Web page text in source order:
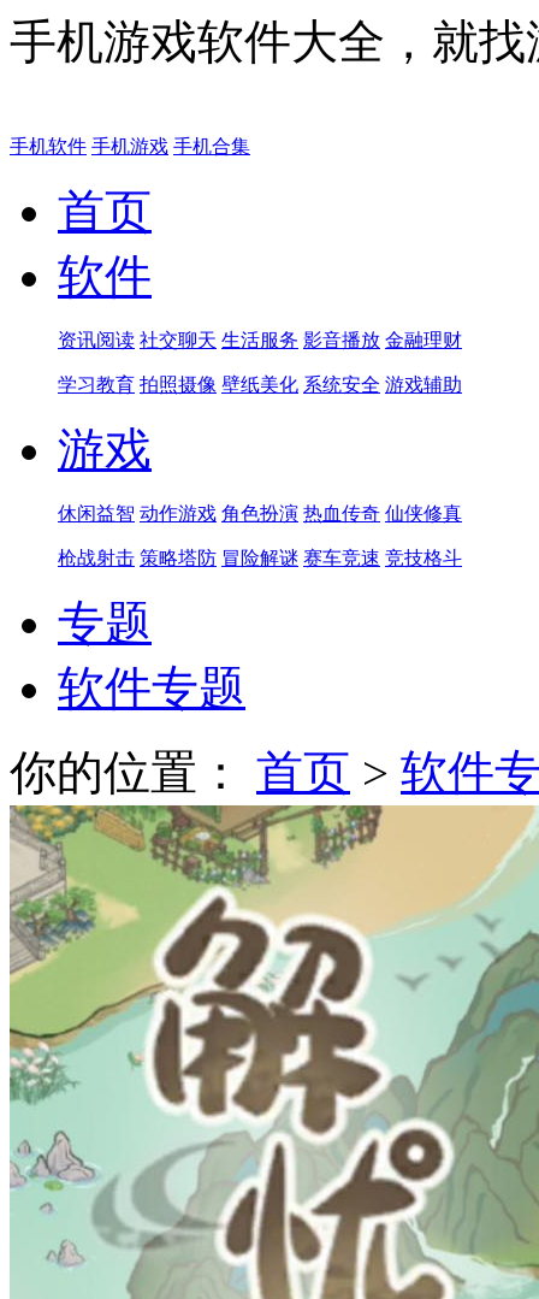
手机游戏软件大全，就
手机软件 手机游戏 手机合集
首页
软件
资讯阅读 社交聊天 生活服务 影音播放 金融理财
学习教育 拍照摄像 壁纸美化 系统安全 游戏辅助
游戏
休闲益智 动作游戏 角色扮演 热血传奇 仙侠修真
枪战射击 策略塔防 冒险解谜 赛车竞速 竞技格斗
专题
软件专题
你的位置： 首页 > 软件